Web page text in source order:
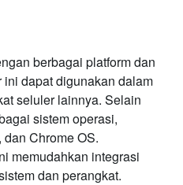
berbagai platform dan
dapat digunakan dalam
seluler lainnya. Selain
sistem operasi,
Chrome OS.
memudahkan integrasi
dan perangkat.